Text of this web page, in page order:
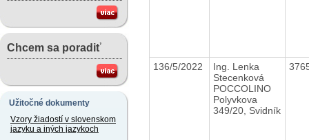
Chcem sa poradiť
Užitočné dokumenty
Vzory žiadostí v slovenskom
jazyku a iných jazykoch
136/5/2022
Ing. Lenka
Stecenková
POCCOLINO
Polyvkova
349/20, Svidník